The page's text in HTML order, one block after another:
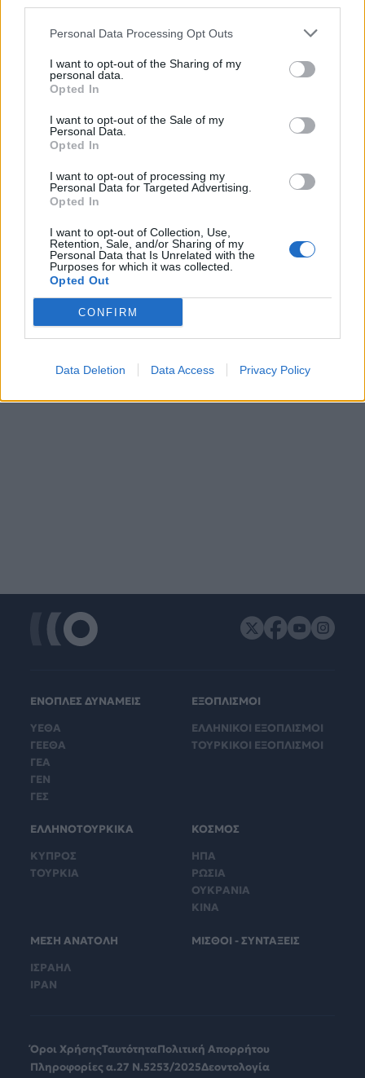
Personal Data Processing Opt Outs
I want to opt-out of the Sharing of my
personal data.
Opted In
I want to opt-out of the Sale of my
Personal Data.
Opted In
I want to opt-out of processing my
Personal Data for Targeted Advertising.
Opted In
I want to opt-out of Collection, Use,
Retention, Sale, and/or Sharing of my
Personal Data that Is Unrelated with the
Purposes for which it was collected.
Opted Out
CONFIRM
Data Deletion Data Access Privacy Policy
Λιβύη και Αραβικά κράτη, η ανατροπή
εκ των έσω στοιχίζει λιγότερα –
ανάλυση από Έλληνα της Βεγγάζης
Στο onalert λάβαμε μια ενδιαφέρουσα ανάλυση
για το τι συμβαίνει τους τελευταίους μήνες στον
αραβικό κόσμο. Μια ανάλυση γραμμένη από...
ΕΝΟΠΛΕΣ ΔΥΝΑΜΕΙΣ
ΥΕΘΑ
ΓΕΕΘΑ
ΓΕΑ
ΓΕΝ
ΓΕΣ
ΕΞΟΠΛΙΣΜΟΙ
ΕΛΛΗΝΙΚΟΙ ΕΞΟΠΛΙΣΜΟΙ
ΤΟΥΡΚΙΚΟΙ ΕΞΟΠΛΙΣΜΟΙ
ΕΛΛΗΝΟΤΟΥΡΚΙΚΑ
ΚΥΠΡΟΣ
ΤΟΥΡΚΙΑ
ΚΟΣΜΟΣ
ΗΠΑ
ΡΩΣΙΑ
ΟΥΚΡΑΝΙΑ
ΚΙΝΑ
ΜΕΣΗ ΑΝΑΤΟΛΗ
ΙΣΡΑΗΛ
ΙΡΑΝ
ΜΙΣΘΟΙ - ΣΥΝΤΑΞΕΙΣ
Όροι ΧρήσηςΤαυτότηταΠολιτική Απορρήτου
Πληροφορίες α.27 Ν.5253/2025Δεοντολογία